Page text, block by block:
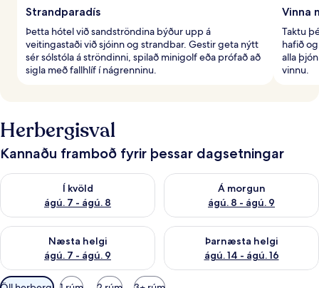
Strandparadís
Þetta hótel við sandströndina býður upp á
veitingastaði við sjóinn og strandbar. Gestir geta nýtt
sér sólstóla á ströndinni, spilað minigolf eða prófað að
sigla með fallhlíf í nágrenninu.
Vinna
Taktu
hafið
alla
vinnu.
Herbergisval
Kannaðu framboð fyrir þessar dagsetningar
Í kvöld
ágú. 7 - ágú. 8
Athuga framboð í kvöld ágú. 7 - ágú. 8
Á morgun
ágú. 8 - ágú. 9
Athuga framboð á morgun
Næsta helgi
ágú. 7 - ágú. 9
Athuga framboð næstu helgi ágú. 7 - ágú. 9
Þarnæsta helgi
ágú. 14 - ágú. 16
Athuga framboð þarnæstu
Síur